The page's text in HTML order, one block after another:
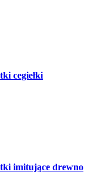
cegiełki
imitujące drewno